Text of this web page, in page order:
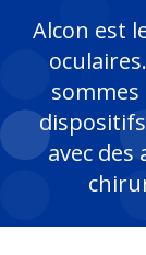
Équipe de
Alcon est
avec des